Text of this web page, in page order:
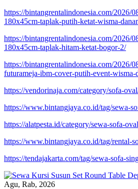
https://bintangrentalindonesia.com/2026/
180x45cm-taplak-putih-ketat-wisma-
https://bintangrentalindonesia.com/2026/
180x45cm-taplak-hitam-ketat-bogor-2/
https://bintangrentalindonesia.com/2026/
futurameja-ibm-cover-putih-event-wisma-
https://vendorinaja.com/category/sofa-
https://www.bintangjaya.co.id/tag/sewa-
https://alatpesta.id/category/sewa-sofa-
https://www.bintangjaya.co.id/tag/rental-
https://tendajakarta.com/tag/sewa-sofa-
Agu, Rab, 2026